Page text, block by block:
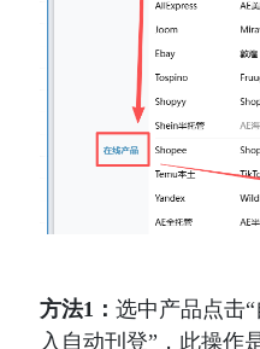
方法1： 选中产品点击
入自动刊登”，此操作